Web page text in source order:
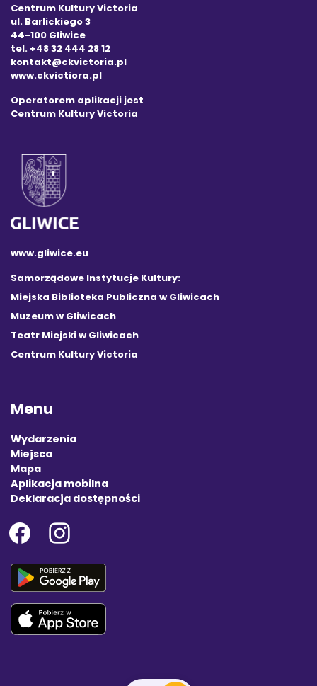
Centrum Kultury Victoria
ul. Barlickiego 3
44-100 Gliwice
tel. +48 32 444 28 12
kontakt@ckvictoria.pl
www.ckvictiora.pl
Operatorem aplikacji jest
Centrum Kultury Victoria
www.gliwice.eu
Samorządowe Instytucje Kultury:
Miejska Biblioteka Publiczna w Gliwicach
Muzeum w Gliwicach
Teatr Miejski w Gliwicach
Centrum Kultury Victoria
Menu
Wydarzenia
Miejsca
Mapa
Aplikacja mobilna
Deklaracja dostępności